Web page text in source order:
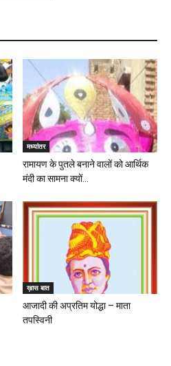
मध्यांतर
रामायण के पुतले बनाने वालों को आर्थिक
मंदी का सामना क्यों...
ख़ास बात
आजादी की अप्रतिम योद्धा – माता
तपस्विनी